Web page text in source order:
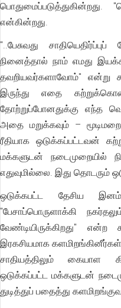
பொதுமைப்படுத்துகின்றது.
என்கின்றது.
"..பேசுவது
நினைத்தால் நாம் எமது இயக்க
தவறியவர்களாவோம்" என்று
இருந்து எதை
தோற்றுப்போனதுக்கு எந்த
அதை மறுக்கவும் –
ரீதியாக ஒடுக்கப்பட்டவன்
மக்களுடன் நடைமுறையில்
எதுவுமில்லை. இது தொடரும்
ஒடுக்கபட்ட தேசிய
"பேசாப்பொருளாக்கி
வேண்டியிருக்கிறது" என்ற
இரகசியமாக
சாதியத்திலும் கையாள
ஒடுக்கப்பட்ட மக்களுடன்
துடித்துப் பதைத்து